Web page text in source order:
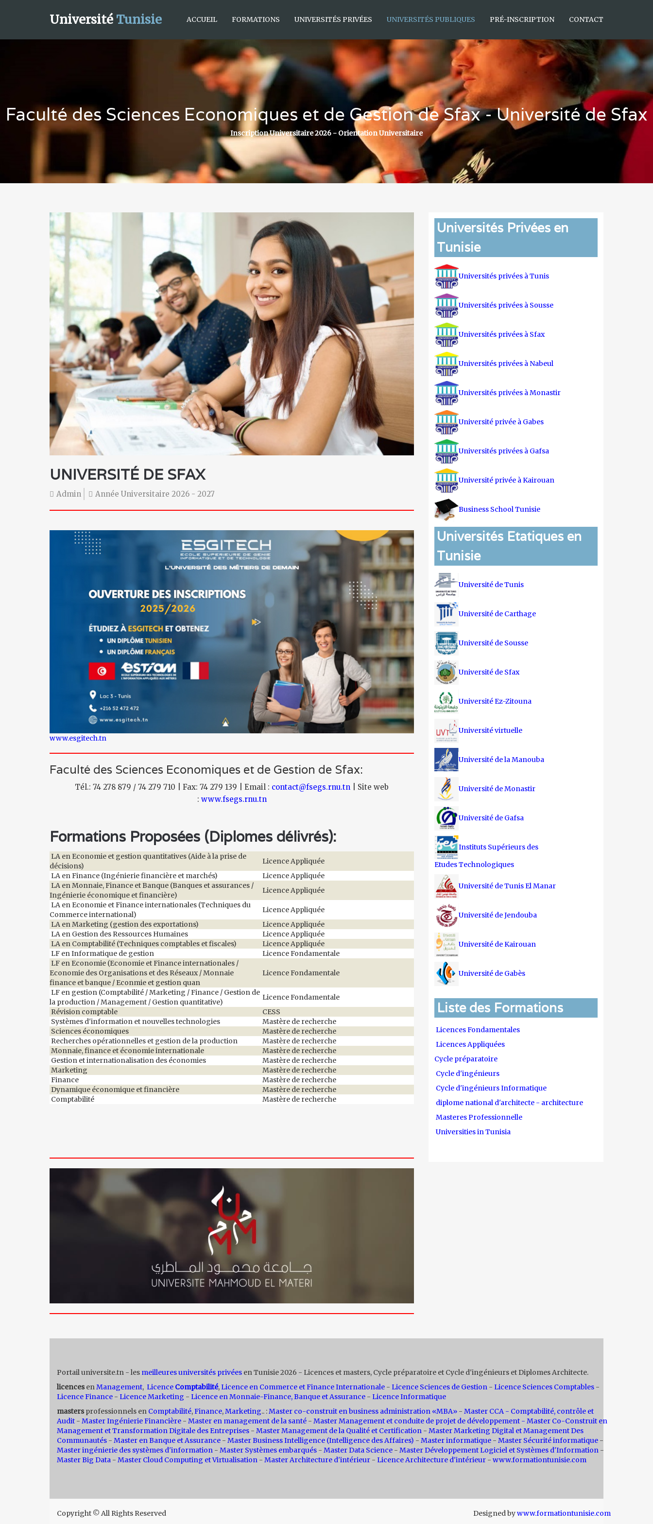
Université Tunisie ACCUEIL FORMATIONS UNIVERSITÉS PRIVÉES UNIVERSITÉS PUBLIQUES PRÉ-INSCRIPTION CONTACT
Faculté des Sciences Economiques et de Gestion de Sfax - Université de Sfax
Inscription Universitaire 2026 - Orientation Universitaire
UNIVERSITÉ DE SFAX
Admin Année Universitaire 2026 - 2027
www.esgitech.tn
Faculté des Sciences Economiques et de Gestion de Sfax:
Tél.: 74 278 879 / 74 279 710 | Fax: 74 279 139 | Email : contact@fsegs.rnu.tn | Site web
: www.fsegs.rnu.tn
Formations Proposées (Diplomes délivrés):
LA en Economie et gestion quantitatives (Aide à la prise de
décisions)
Licence Appliquée
LA en Finance (Ingénierie financière et marchés)
Licence Appliquée
LA en Monnaie, Finance et Banque (Banques et assurances /
Ingénierie économique et financière)
Licence Appliquée
LA en Economie et Finance internationales (Techniques du
Commerce international)
Licence Appliquée
LA en Marketing (gestion des exportations)
Licence Appliquée
LA en Gestion des Ressources Humaines
Licence Appliquée
LA en Comptabilité (Techniques comptables et fiscales)
Licence Appliquée
LF en Informatique de gestion
Licence Fondamentale
LF en Economie (Economie et Finance internationales /
Economie des Organisations et des Réseaux / Monnaie
finance et banque / Econmie et gestion quan
Licence Fondamentale
LF en gestion (Comptabilité / Marketing / Finance / Gestion de
la production / Management / Gestion quantitative)
Licence Fondamentale
Révision comptable
CESS
Systèmes d'information et nouvelles technologies
Mastère de recherche
Sciences économiques
Mastère de recherche
Recherches opérationnelles et gestion de la production
Mastère de recherche
Monnaie, finance et économie internationale
Mastère de recherche
Gestion et internationalisation des économies
Mastère de recherche
Marketing
Mastère de recherche
Finance
Mastère de recherche
Dynamique économique et financière
Mastère de recherche
Comptabilité
Mastère de recherche
Universités Privées en
Tunisie
Universités privées à Tunis
Universités privées à Sousse
Universités privées à Sfax
Universités privées à Nabeul
Universités privées à Monastir
Université privée à Gabes
Universités privées à Gafsa
Université privée à Kairouan
Business School Tunisie
Universités Etatiques en
Tunisie
Université de Tunis
Université de Carthage
Université de Sousse
Université de Sfax
Université Ez-Zitouna
Université virtuelle
Université de la Manouba
Université de Monastir
Université de Gafsa
Instituts Supérieurs des
Etudes Technologiques
Université de Tunis El Manar
Université de Jendouba
Université de Kairouan
Université de Gabès
Liste des Formations
Licences Fondamentales
Licences Appliquées
Cycle préparatoire
Cycle d'ingénieurs
Cycle d'ingénieurs Informatique
diplome national d'architecte - architecture
Masteres Professionnelle
Universities in Tunisia
Portail universite.tn - les meilleures universités privées en Tunisie 2026 - Licences et masters, Cycle préparatoire et Cycle d'ingénieurs et Diplomes Architecte.
licences enManagement, Licence Comptabilité, Licence en Commerce et Finance Internationale - Licence Sciences de Gestion - Licence Sciences Comptables -
Licence Finance - Licence Marketing - Licence en Monnaie-Finance, Banque et Assurance - Licence Informatique
masters professionnels en Comptabilité,Finance,Marketing.. :Master co-construit en business administration «MBA» - Master CCA - Comptabilité, contrôle et
Audit - Master Ingénierie Financière - Master en management de la santé - Master Management et conduite de projet de développement - Master Co-Construit en
Management et Transformation Digitale des Entreprises - Master Management de la Qualité et Certification - Master Marketing Digital et Management Des
Communautés - Master en Banque et Assurance - Master Business Intelligence (Intelligence des Affaires) - Master informatique - Master Sécurité informatique -
Master ingénierie des systèmes d'information - Master Systèmes embarqués - Master Data Science - Master Développement Logiciel et Systèmes d'Information -
Master Big Data - Master Cloud Computing et Virtualisation - Master Architecture d'intérieur - Licence Architecture d'intérieur - www.formationtunisie.com
Copyright © All Rights Reserved Designed bywww.formationtunisie.com